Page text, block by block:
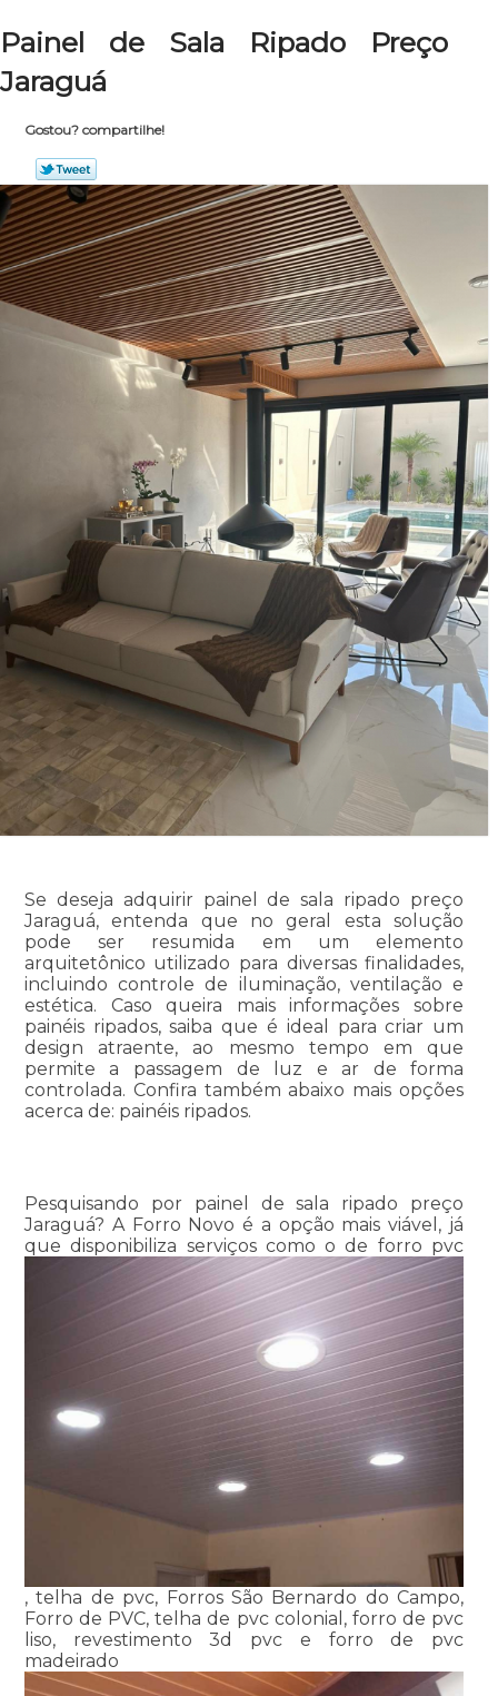
Painel de Sala Ripado Preço
Jaraguá
Gostou? compartilhe!
Se deseja adquirir painel de sala ripado preço
Jaraguá, entenda que no geral esta solução
pode ser resumida em um elemento
arquitetônico utilizado para diversas finalidades,
incluindo controle de iluminação, ventilação e
estética. Caso queira mais informações sobre
painéis ripados, saiba que é ideal para criar um
design atraente, ao mesmo tempo em que
permite a passagem de luz e ar de forma
controlada. Confira também abaixo mais opções
acerca de: painéis ripados.
Pesquisando por painel de sala ripado preço
Jaraguá? A Forro Novo é a opção mais viável, já
que disponibiliza serviços como o de forro pvc
, telha de pvc, Forros São Bernardo do Campo,
Forro de PVC, telha de pvc colonial, forro de pvc
liso, revestimento 3d pvc e forro de pvc
madeirado